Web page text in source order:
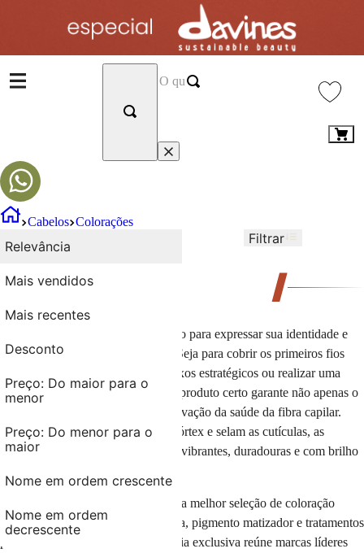
Cabelos Colorações
Ordenar por
Relevância
Mais vendidos
Mais recentes
Desconto
Preço: Do maior para o
menor
Preço: Do menor para o
maior
Nome em ordem crescente
Nome em ordem
decrescente
Filtrar
387Produtos
Colorações
A coloração é o meio mais poderoso para expressar sua identidade e
renovar o visual dos seus
. Seja para cobrir os primeiros fios
brancos, iluminar o rosto com reflexos estratégicos ou realizar uma
mudança radical de cor, escolher o produto certo garante não apenas o
tom desejado, mas também a preservação da saúde da fibra capilar.
Com tecnologias que protegem o córtex e selam as cutículas, as
fórmulas modernas oferecem cores vibrantes, duradouras e com brilho
Na AMOBELEZA, você encontra a melhor seleção de coloração
permanente, tonalizante sem amônia, pigmento matizadore tratamentos
. Nossa curadoria exclusiva reúne marcas líderes